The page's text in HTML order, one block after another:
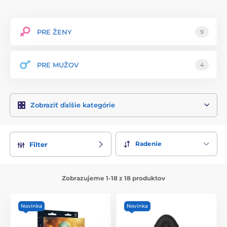
prechádza prísnymi kontrolami kvality, aby splňoval
Sortiment značky Kiotos zahŕňa rôzne BDSM pomôcky,
vrátane pút, obojkov, bičíkov, masiek, análnych kolíkov a
nielen účinné, ale aj vizuálne príťažlivé. Dizajn výrobkov je
premyslený do najmenších detailov, čo im dodáva
profesionálny vzhľad a zaručuje pohodlné a bezpečné
Kiotos kladie veľký dôraz na spokojnosť zákazníkov,
poskytujúc podrobné návody na použitie a údržbu každého
kombinujú špičkovú technológiu, vysokú kvalitu a estetiku,
aby poskytli jedinečné a nezabudnuteľné intímne chvíle.
Objavte nové dimenzie potešenia a kontroly s produktmi od
PRE ŽENY 9
PRE MUŽOV 4
Zobraziť ďalšie kategórie
Filter Radenie
Zobrazujeme 1-18 z 18 produktov
Novinka Novinka